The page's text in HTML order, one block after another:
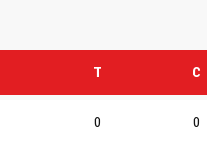
T C
0 0